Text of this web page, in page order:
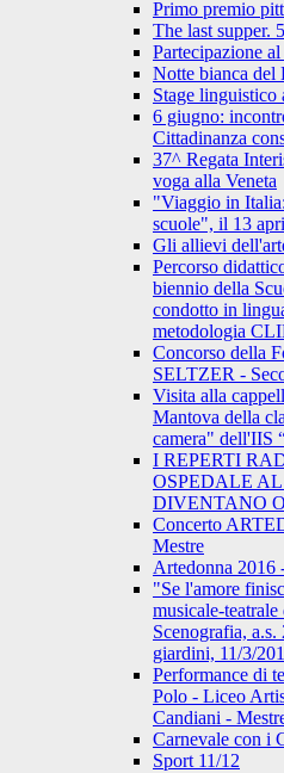
Primo premio
The last supper.
Partecipazione
Notte bianca del
Stage linguistico
6 giugno:
Cittadinanza
37^ Regata
voga alla Veneta
"Viaggio in
scuole", il 13
Gli allievi
Percorso
biennio della
condotto in
metodologia
Concorso della
SELTZER -
Visita alla
Mantova della
camera" dell'IIS
I REPERTI
OSPEDALE
DIVENTANO
Concerto
Mestre
Artedonna 2016
"Se l'amore
musicale-
Scenografia, a.s.
giardini, 11/3/
Performance di
Polo - Liceo
Candiani -
Carnevale con i
Sport 11/12